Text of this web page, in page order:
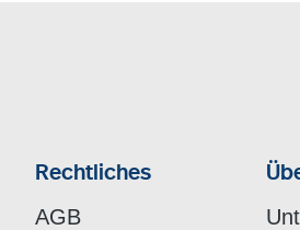
Rechtliches
AGB